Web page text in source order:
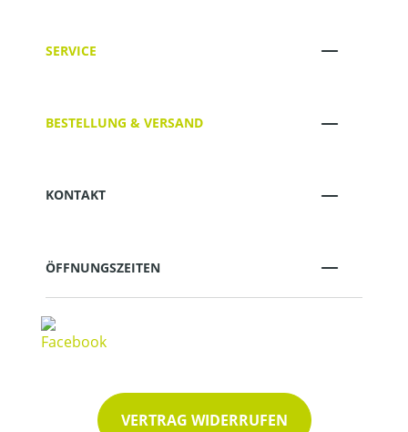
SERVICE
BESTELLUNG & VERSAND
KONTAKT
ÖFFNUNGSZEITEN
VERTRAG WIDERRUFEN